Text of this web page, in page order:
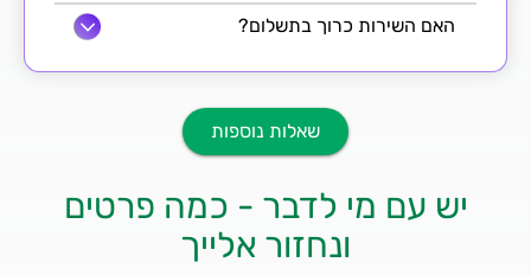
האם השירות כרוך בתשלום?
שאלות נוספות
יש עם מי לדבר - כמה פרטים
ונחזור אלייך